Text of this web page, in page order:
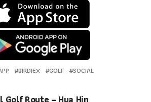
BIRDIEX GOLF SOCIAL